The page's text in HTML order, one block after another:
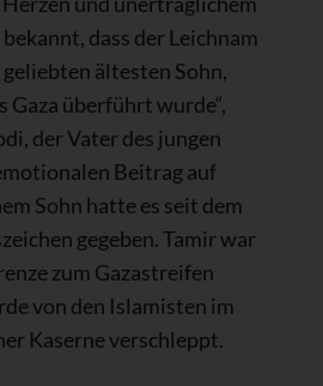
dass der Leichnam
ältesten Sohn,
Gaza überführt wurde“,
der Vater des jungen
Beitrag auf
Sohn hatte es seit dem
gegeben. Tamir war
zum Gazastreifen
von den Islamisten im
Kaserne verschleppt.